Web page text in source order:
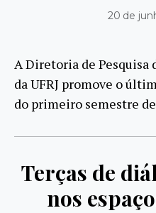
20 de
A Diretoria de
da UFRJ promove o
do primeiro semestre
Terças de
nos